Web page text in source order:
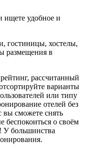
ищете удобное и
гостиницы, хостелы,
размещения в
рассчитанный
варианты
или типу
отелей без
сможете снять
беспокоиться о своём
У большинства